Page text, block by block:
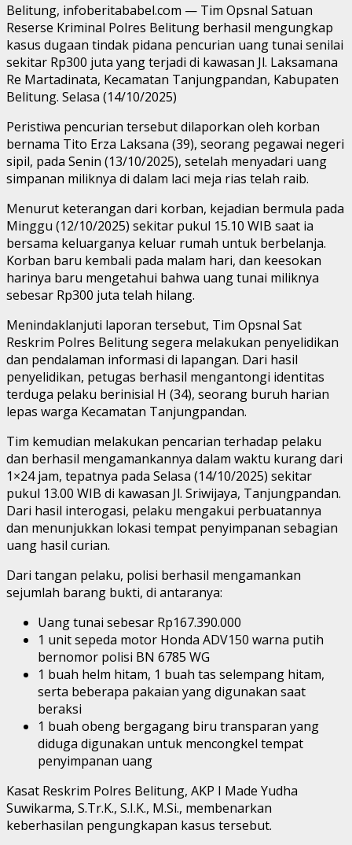
Belitung, infoberitababel.com — Tim Opsnal Satuan
Reserse Kriminal Polres Belitung berhasil mengungkap
kasus dugaan tindak pidana pencurian uang tunai senilai
sekitar Rp300 juta yang terjadi di kawasan Jl. Laksamana
Re Martadinata, Kecamatan Tanjungpandan, Kabupaten
Belitung. Selasa (14/10/2025)
Peristiwa pencurian tersebut dilaporkan oleh korban
bernama Tito Erza Laksana (39), seorang pegawai negeri
sipil, pada Senin (13/10/2025), setelah menyadari uang
simpanan miliknya di dalam laci meja rias telah raib.
Menurut keterangan dari korban, kejadian bermula pada
Minggu (12/10/2025) sekitar pukul 15.10 WIB saat ia
bersama keluarganya keluar rumah untuk berbelanja.
Korban baru kembali pada malam hari, dan keesokan
harinya baru mengetahui bahwa uang tunai miliknya
sebesar Rp300 juta telah hilang.
Menindaklanjuti laporan tersebut, Tim Opsnal Sat
Reskrim Polres Belitung segera melakukan penyelidikan
dan pendalaman informasi di lapangan. Dari hasil
penyelidikan, petugas berhasil mengantongi identitas
terduga pelaku berinisial H (34), seorang buruh harian
lepas warga Kecamatan Tanjungpandan.
Tim kemudian melakukan pencarian terhadap pelaku
dan berhasil mengamankannya dalam waktu kurang dari
1×24 jam, tepatnya pada Selasa (14/10/2025) sekitar
pukul 13.00 WIB di kawasan Jl. Sriwijaya, Tanjungpandan.
Dari hasil interogasi, pelaku mengakui perbuatannya
dan menunjukkan lokasi tempat penyimpanan sebagian
uang hasil curian.
Dari tangan pelaku, polisi berhasil mengamankan
sejumlah barang bukti, di antaranya:
Uang tunai sebesar Rp167.390.000
1 unit sepeda motor Honda ADV150 warna putih
bernomor polisi BN 6785 WG
1 buah helm hitam, 1 buah tas selempang hitam,
serta beberapa pakaian yang digunakan saat
beraksi
1 buah obeng bergagang biru transparan yang
diduga digunakan untuk mencongkel tempat
penyimpanan uang
Kasat Reskrim Polres Belitung, AKP I Made Yudha
Suwikarma, S.Tr.K., S.I.K., M.Si., membenarkan
keberhasilan pengungkapan kasus tersebut.